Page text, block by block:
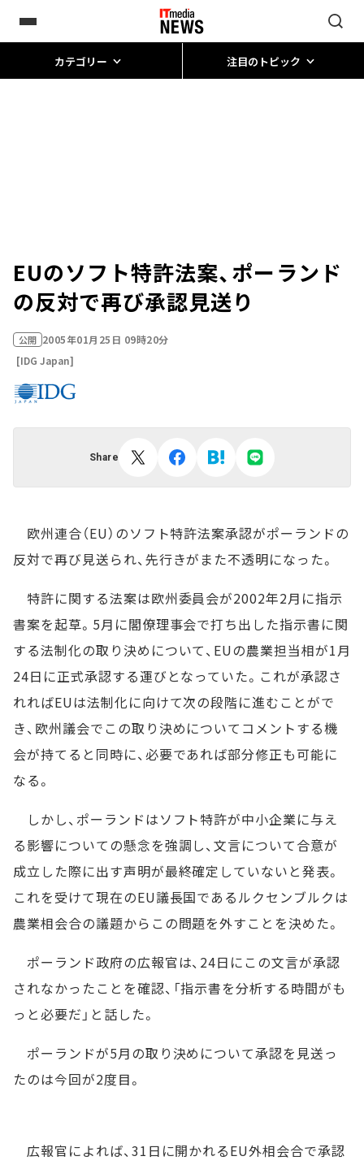
カテゴリー 注目のトピック
EUのソフト特許法案、ポーランド
の反対で再び承認見送り
公開 2005年01月25日 09時20分
[IDG Japan]
Share
欧州連合（EU）のソフト特許法案承認がポーランドの
反対で再び見送られ、先行きがまた不透明になった。
特許に関する法案は欧州委員会が2002年2月に指示
書案を起草。5月に閣僚理事会で打ち出した指示書に関
する法制化の取り決めについて、EUの農業担当相が1月
24日に正式承認する運びとなっていた。これが承認さ
れればEUは法制化に向けて次の段階に進むことがで
き、欧州議会でこの取り決めについてコメントする機
会が持てると同時に、必要であれば部分修正も可能に
なる。
しかし、ポーランドはソフト特許が中小企業に与え
る影響についての懸念を強調し、文言について合意が
成立した際に出す声明が最終確定していないと発表。
これを受けて現在のEU議長国であるルクセンブルクは
農業相会合の議題からこの問題を外すことを決めた。
ポーランド政府の広報官は、24日にこの文言が承認
されなかったことを確認、「指示書を分析する時間がも
っと必要だ」と話した。
ポーランドが5月の取り決めについて承認を見送っ
たのは今回が2度目。
広報官によれば、31日に開かれるEU外相会合で承認